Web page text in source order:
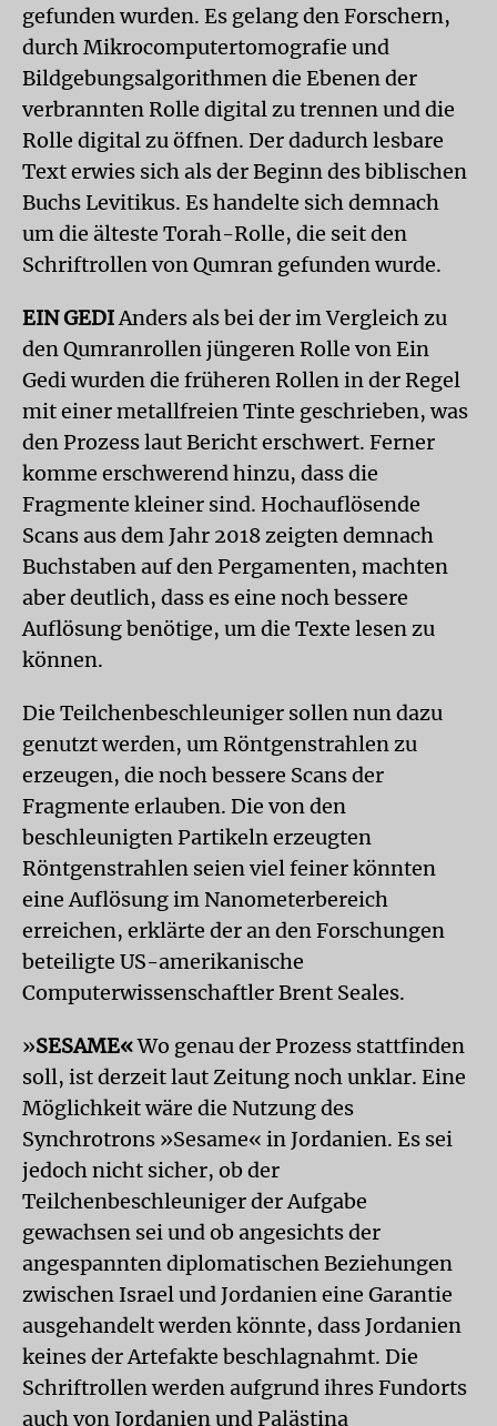
gefunden wurden. Es gelang den Forschern,
durch Mikrocomputertomografie und
Bildgebungsalgorithmen die Ebenen der
verbrannten Rolle digital zu trennen und die
Rolle digital zu öffnen. Der dadurch lesbare
Text erwies sich als der Beginn des biblischen
Buchs Levitikus. Es handelte sich demnach
um die älteste Torah-Rolle, die seit den
Schriftrollen von Qumran gefunden wurde.
EIN GEDIAnders als bei der im Vergleich zu
den Qumranrollen jüngeren Rolle von Ein
Gedi wurden die früheren Rollen in der Regel
mit einer metallfreien Tinte geschrieben, was
den Prozess laut Bericht erschwert. Ferner
komme erschwerend hinzu, dass die
Fragmente kleiner sind. Hochauflösende
Scans aus dem Jahr 2018 zeigten demnach
Buchstaben auf den Pergamenten, machten
aber deutlich, dass es eine noch bessere
Auflösung benötige, um die Texte lesen zu
können.
Die Teilchenbeschleuniger sollen nun dazu
genutzt werden, um Röntgenstrahlen zu
erzeugen, die noch bessere Scans der
Fragmente erlauben. Die von den
beschleunigten Partikeln erzeugten
Röntgenstrahlen seien viel feiner könnten
eine Auflösung im Nanometerbereich
erreichen, erklärte der an den Forschungen
beteiligte US-amerikanische
Computerwissenschaftler Brent Seales.
»SESAME«Wo genau der Prozess stattfinden
soll, ist derzeit laut Zeitung noch unklar. Eine
Möglichkeit wäre die Nutzung des
Synchrotrons »Sesame« in Jordanien. Es sei
jedoch nicht sicher, ob der
Teilchenbeschleuniger der Aufgabe
gewachsen sei und ob angesichts der
angespannten diplomatischen Beziehungen
zwischen Israel und Jordanien eine Garantie
ausgehandelt werden könnte, dass Jordanien
keines der Artefakte beschlagnahmt. Die
Schriftrollen werden aufgrund ihres Fundorts
auch von Jordanien und Palästina